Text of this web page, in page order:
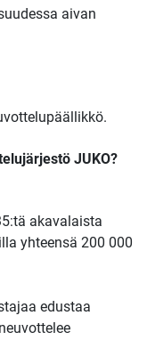
aivan
JUKO?
akavalaista
yhteensä 200 000
edustaa